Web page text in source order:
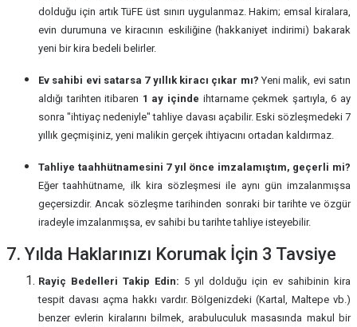
dolduğu için artık TüFE üst sınırı uygulanmaz. Hakim; emsal kiralara,
evin durumuna ve kiracının eskiliğine (hakkaniyet indirimi) bakarak
yeni bir kira bedeli belirler.
Ev sahibi evi satarsa 7 yıllık kiracı çıkar mı? Yeni malik, evi satın
aldığı tarihten itibaren 1 ay içinde ihtarname çekmek şartıyla, 6 ay
sonra "ihtiyaç nedeniyle" tahliye davası açabilir. Eski sözleşmedeki 7
yıllık geçmişiniz, yeni malikin gerçek ihtiyacını ortadan kaldırmaz.
Tahliye taahhütnamesini 7 yıl önce imzalamıştım, geçerli mi?
Eğer taahhütname, ilk kira sözleşmesi ile aynı gün imzalanmışsa
geçersizdir. Ancak sözleşme tarihinden sonraki bir tarihte ve özgür
iradeyle imzalanmışsa, ev sahibi bu tarihte tahliye isteyebilir.
7. Yılda Haklarınızı Korumak İçin 3 Tavsiye
Rayiç Bedelleri Takip Edin: 5 yıl dolduğu için ev sahibinin kira
tespit davası açma hakkı vardır. Bölgenizdeki (Kartal, Maltepe vb.)
benzer evlerin kiralarını bilmek, arabuluculuk masasında makul bir